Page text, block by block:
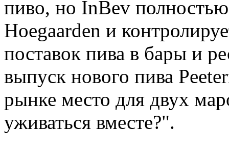
пиво, но InBev
Hoegaarden и
поставок пива в бары и
выпуск нового пива
рынке место для двух
уживаться вместе?".